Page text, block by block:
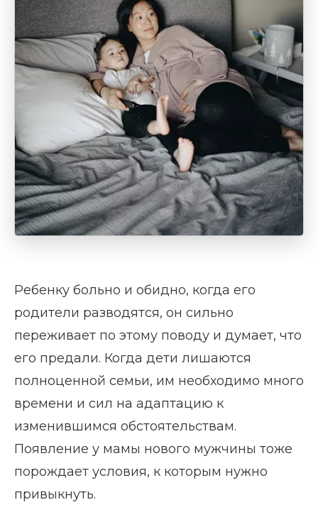
Ребенку больно и обидно, когда его
родители разводятся, он сильно
переживает по этому поводу и думает, что
его предали. Когда дети лишаются
полноценной семьи, им необходимо много
времени и сил на адаптацию к
изменившимся обстоятельствам.
Появление у мамы нового мужчины тоже
порождает условия, к которым нужно
привыкнуть.